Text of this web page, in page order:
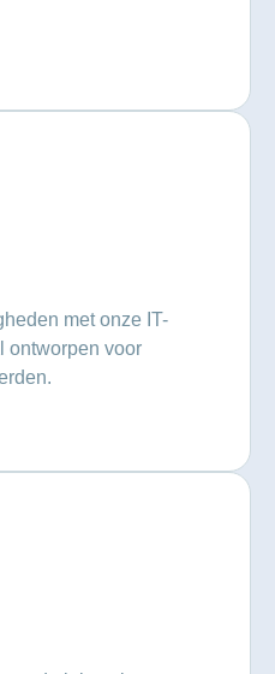
met onze IT-
ontworpen voor